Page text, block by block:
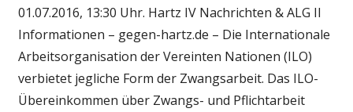
01.07.2016, 13:30 Uhr. Hartz IV Nachrichten & ALG II
Informationen – gegen-hartz.de – Die Internationale
Arbeitsorganisation der Vereinten Nationen (ILO)
verbietet jegliche Form der Zwangsarbeit. Das ILO-
Übereinkommen über Zwangs- und Pflichtarbeit